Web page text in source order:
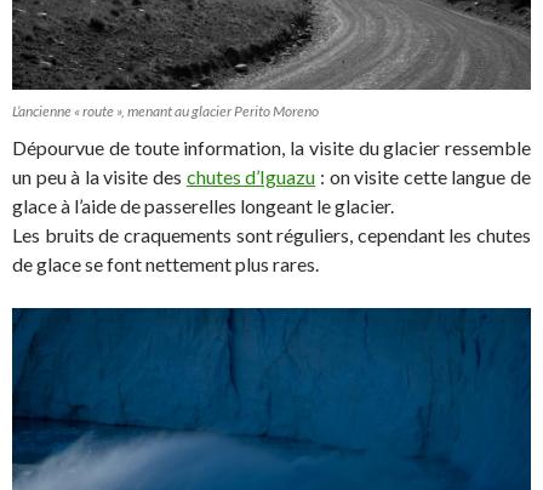
L’ancienne « route », menant au glacier Perito Moreno
Dépourvue de toute information, la visite du glacier ressemble
un peu à la visite des chutes d’Iguazu : on visite cette langue de
glace à l’aide de passerelles longeant le glacier.
Les bruits de craquements sont réguliers, cependant les chutes
de glace se font nettement plus rares.